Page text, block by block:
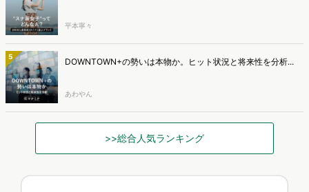
平本寧々
5 DOWNTOWN+の勢いは本物か。ヒット状況と将来性を分析...
あわやん
>>総合人気ランキング